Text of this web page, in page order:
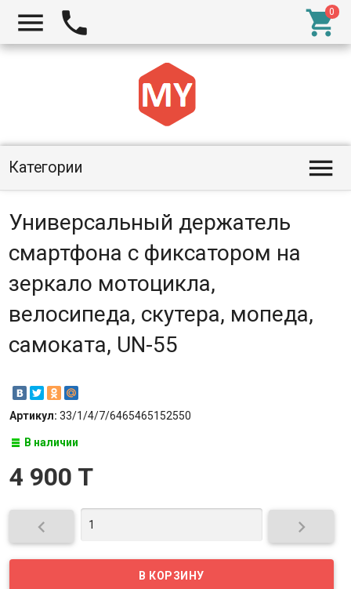
  
Категории 
Универсальный держатель
смартфона с фиксатором на
зеркало мотоцикла,
велосипеда, скутера, мопеда,
самоката, UN-55
Артикул: 33/1/4/7/6465465152550
В наличии
4 900 T
 